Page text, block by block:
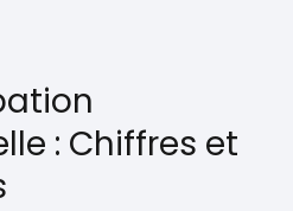
: Chiffres et